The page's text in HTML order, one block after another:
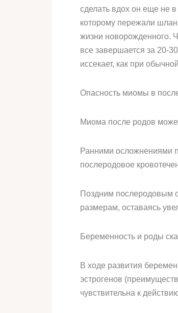
сделать вдох он еще не
которому пережали
жизни новорожденного.
все завершается за 20-
иссекает, как при
Опасность миомы в
Миома после родов
Ранними осложнениями
послеродовое
Поздним послеродовым
размерам, оставаясь
Беременность и роды
В ходе развития
эстрогенов
чувствительна к